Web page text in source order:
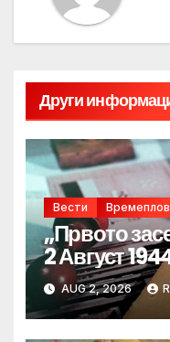
Други
Вести Времеплов
„Првото
2 Август
AUG 2, 2026